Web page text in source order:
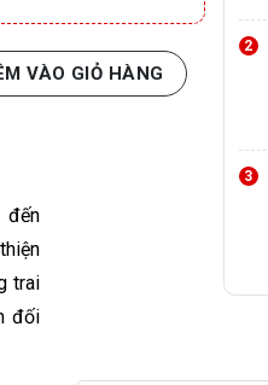
lượng
VÀO GIỎ HÀNG
trai
đối